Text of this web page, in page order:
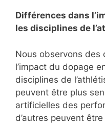
Différences dans
les disciplines de
Nous observons des
l’impact du dopage
disciplines de
peuvent être plus
artificielles des
d’autres peuvent